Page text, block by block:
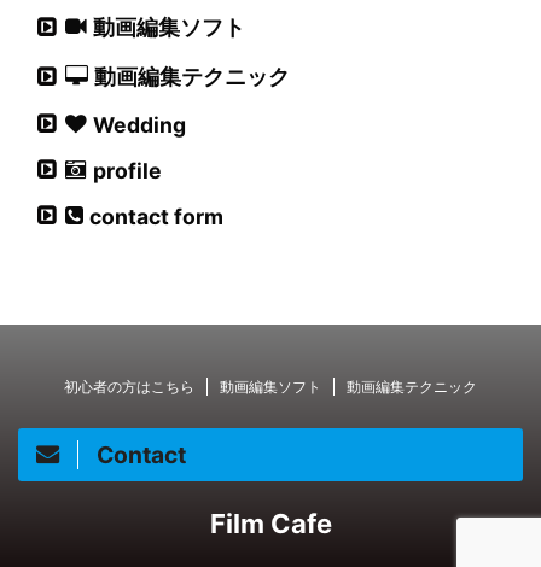
動画編集ソフト
動画編集テクニック
Wedding
profile
contact form
初心者の方はこちら 動画編集ソフト 動画編集テクニック
Contact
Film Cafe